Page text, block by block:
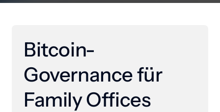
Bitcoin-
Governance für
Family Offices